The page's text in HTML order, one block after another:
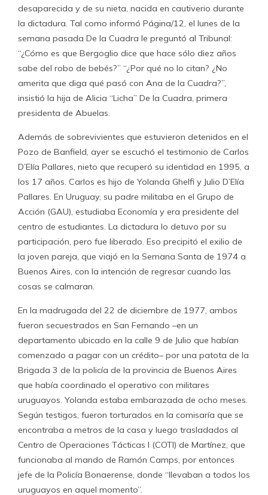
desaparecida y de su nieta, nacida en cautiverio durante
la dictadura. Tal como informó Página/12, el lunes de la
semana pasada De la Cuadra le preguntó al Tribunal:
“¿Cómo es que Bergoglio dice que hace sólo diez años
sabe del robo de bebés?” “¿Por qué no lo citan? ¿No
amerita que diga qué pasó con Ana de la Cuadra?”,
insistió la hija de Alicia “Licha” De la Cuadra, primera
presidenta de Abuelas.
Además de sobrevivientes que estuvieron detenidos en el
Pozo de Banfield, ayer se escuchó el testimonio de Carlos
D’Elía Pallares, nieto que recuperó su identidad en 1995, a
los 17 años. Carlos es hijo de Yolanda Ghelfi y Julio D’Elía
Pallares. En Uruguay, su padre militaba en el Grupo de
Acción (GAU), estudiaba Economía y era presidente del
centro de estudiantes. La dictadura lo detuvo por su
participación, pero fue liberado. Eso precipitó el exilio de
la joven pareja, que viajó en la Semana Santa de 1974 a
Buenos Aires, con la intención de regresar cuando las
cosas se calmaran.
En la madrugada del 22 de diciembre de 1977, ambos
fueron secuestrados en San Fernando –en un
departamento ubicado en la calle 9 de Julio que habían
comenzado a pagar con un crédito– por una patota de la
Brigada 3 de la policía de la provincia de Buenos Aires
que había coordinado el operativo con militares
uruguayos. Yolanda estaba embarazada de ocho meses.
Según testigos, fueron torturados en la comisaría que se
encontraba a metros de la casa y luego trasladados al
Centro de Operaciones Tácticas I (COTI) de Martínez, que
funcionaba al mando de Ramón Camps, por entonces
jefe de la Policía Bonaerense, donde “llevaban a todos los
uruguayos en aquel momento”.